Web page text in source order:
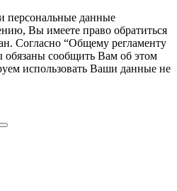
персональные данные
Вы имеете право обратиться
Согласно “Общему регламенту
сообщить Вам об этом
использовать Ваши данные не